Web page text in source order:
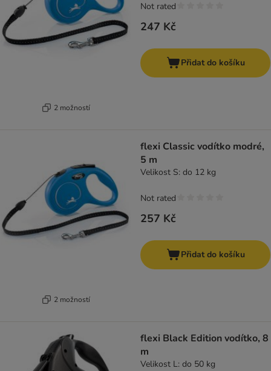
2 možností
247 Kč
Not rated
Přidat do košíku
2 možností
flexi Classic vodítko modré,
5 m
Velikost S: do 12 kg
257 Kč
Not rated
Přidat do košíku
flexi Black Edition vodítko, 8
m
Velikost L: do 50 kg